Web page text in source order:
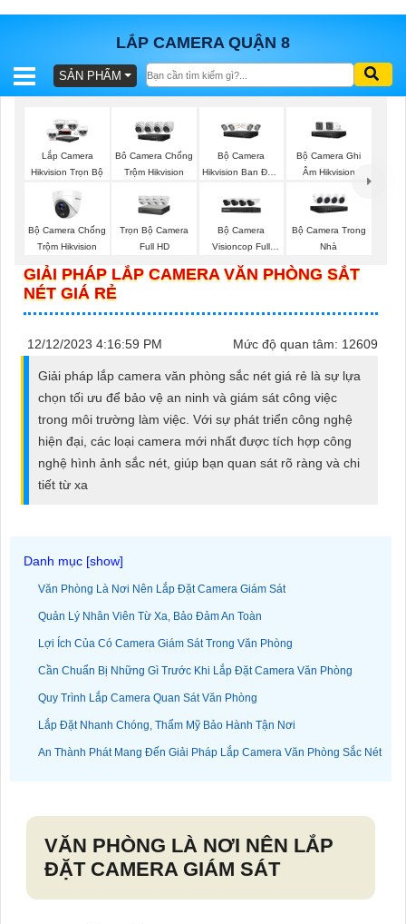
LẮP CAMERA QUẬN 8
BÁO
TRỌN
GÓI
SẢN
TƯ
PHỤ
VẤN
DỊCH
SẢN PHẨM
Lắp Camera
Hikvision Trọn Bộ
Bô Camera Chống
Trộm Hikvision
Bộ Camera
Hikvision Ban Đêm
Bộ Camera Ghi
Âm Hikvision
Bộ Camera Chống
Trộm Hikvision
Trọn Bộ Camera
Full HD
Bộ Camera
Visioncop Full
Color
Bộ Camera Trong
Nhà
GIẢI PHÁP LẮP CAMERA VĂN PHÒNG SẮT
NÉT GIÁ RẺ
12/12/2023 4:16:59 PM Mức độ quan tâm: 12609
Giải pháp lắp camera văn phòng sắc nét giá rẻ là sự lựa
chọn tối ưu để bảo vệ an ninh và giám sát công việc
trong môi trường làm việc. Với sự phát triển công nghệ
hiện đại, các loại camera mới nhất được tích hợp công
nghệ hình ảnh sắc nét, giúp bạn quan sát rõ ràng và chi
tiết từ xa
Văn Phòng Là Nơi Nên Lắp Đặt Camera Giám Sát
Quản Lý Nhân Viên Từ Xa, Bảo Đảm An Toàn
Lợi Ích Của Có Camera Giám Sát Trong Văn Phòng
Cần Chuẩn Bị Những Gì Trước Khi Lắp Đặt Camera Văn Phòng
Quy Trình Lắp Camera Quan Sát Văn Phòng
Lắp Đặt Nhanh Chóng, Thẩm Mỹ Bảo Hành Tận Nơi
An Thành Phát Mang Đến Giải Pháp Lắp Camera Văn Phòng Sắc Nét
VĂN PHÒNG LÀ NƠI NÊN LẮP
ĐẶT CAMERA GIÁM SÁT